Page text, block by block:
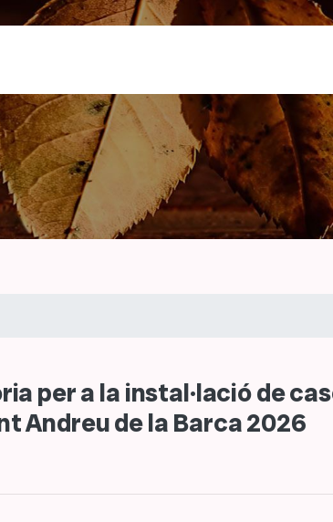
per a la instal·lació de
Andreu de la Barca 2026